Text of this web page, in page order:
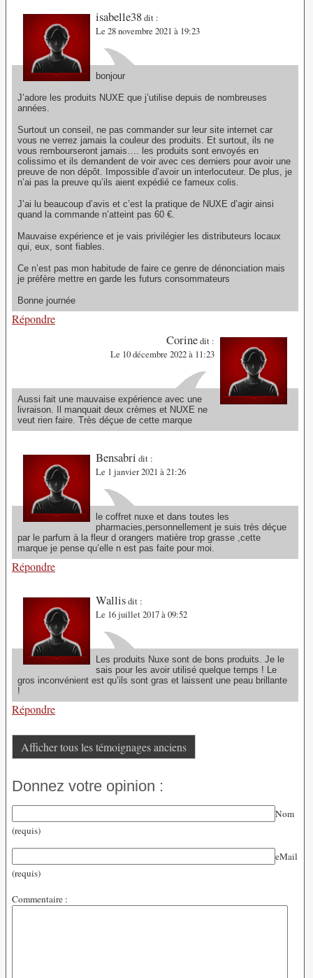
isabelle38dit :
Le 28 novembre 2021 à 19:23
bonjour
J’adore les produits NUXE que j’utilise depuis de nombreuses
années.
Surtout un conseil, ne pas commander sur leur site internet car
vous ne verrez jamais la couleur des produits. Et surtout, ils ne
vous rembourseront jamais…. les produits sont envoyés en
colissimo et ils demandent de voir avec ces derniers pour avoir une
preuve de non dépôt. Impossible d’avoir un interlocuteur. De plus, je
n’ai pas la preuve qu’ils aient expédié ce fameux colis.
J’ai lu beaucoup d’avis et c’est la pratique de NUXE d’agir ainsi
quand la commande n’atteint pas 60 €.
Mauvaise expérience et je vais privilégier les distributeurs locaux
qui, eux, sont fiables.
Ce n’est pas mon habitude de faire ce genre de dénonciation mais
je préfère mettre en garde les futurs consommateurs
Bonne journée
Répondre
Corinedit :
Le 10 décembre 2022 à 11:23
Aussi fait une mauvaise expérience avec une
livraison. Il manquait deux crèmes et NUXE ne
veut rien faire. Très déçue de cette marque
Bensabri dit :
Le 1 janvier 2021 à 21:26
le coffret nuxe et dans toutes les
pharmacies,personnellement je suis très déçue
par le parfum à la fleur d orangers matière trop grasse ,cette
marque je pense qu’elle n est pas faite pour moi.
Répondre
Wallisdit :
Le 16 juillet 2017 à 09:52
Les produits Nuxe sont de bons produits. Je le
sais pour les avoir utilisé quelque temps ! Le
gros inconvénient est qu’ils sont gras et laissent une peau brillante
!
Répondre
Afficher tous les témoignages anciens
Donnez votre opinion :
Nom
(requis)
eMail
(requis)
Commentaire :